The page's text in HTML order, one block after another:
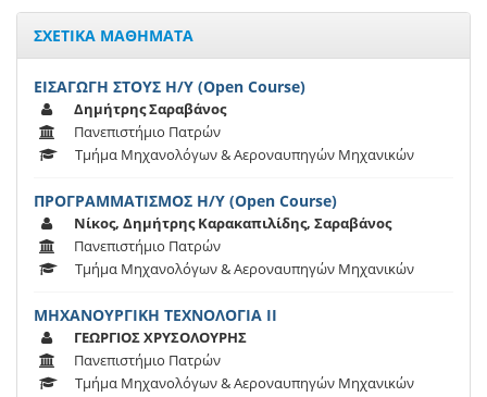
ΣΧΕΤΙΚΑ ΜΑΘΗΜΑΤΑ
ΕΙΣΑΓΩΓΗ ΣΤΟΥΣ Η/Υ (Open Course)
Δημήτρης Σαραβάνος
Πανεπιστήμιο Πατρών
Τμήμα Μηχανολόγων & Αεροναυπηγών Μηχανικών
ΠΡΟΓΡΑΜΜΑΤΙΣΜΟΣ Η/Υ (Open Course)
Νίκος, Δημήτρης Καρακαπιλίδης, Σαραβάνος
Πανεπιστήμιο Πατρών
Τμήμα Μηχανολόγων & Αεροναυπηγών Μηχανικών
ΜΗΧΑΝΟΥΡΓΙΚΗ ΤΕΧΝΟΛΟΓΙΑ ΙΙ
ΓΕΩΡΓΙΟΣ ΧΡΥΣΟΛΟΥΡΗΣ
Πανεπιστήμιο Πατρών
Τμήμα Μηχανολόγων & Αεροναυπηγών Μηχανικών